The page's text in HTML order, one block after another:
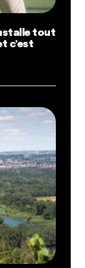
enfin
temps clair,
les 2 barres
teinté de
avec
beauté !
habiter au
la façade
de voir en
permet de
vue à 360°
à
le calme
tout
c’est